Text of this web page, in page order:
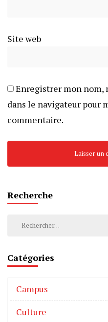
Site web
Enregistrer mon nom,
dans le navigateur pour
commentaire.
Recherche
Catégories
Campus
Culture